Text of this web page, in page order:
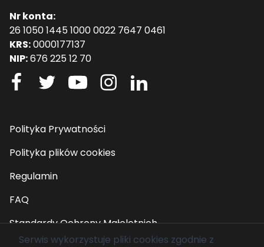
Nr konta:
26 1050 1445 1000 0022 7647 0461
KRS:0000177137
NIP:676 225 12 70
Polityka Prywatności
Polityka plików cookies
Regulamin
FAQ
Standardy Ochrony Małoletnich
Serwis wykorzystuje pliki cookies zgodnie z